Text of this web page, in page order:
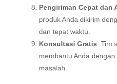
Pengiriman Cepat dan
produk Anda dikirim
dan tepat waktu.
Konsultasi Gratis: Tim
membantu Anda
masalah.